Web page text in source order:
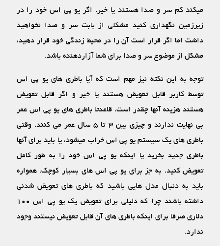
می‏کند کم سر و صدا هستند یا خیر. اگر یو پی اس خود را در
زیرزمین نگهداری کنید مشکلی از بابت سر و صدا نخواهید
داشت اما اگر قرار است آن را در محیط زندگی خود قرار دهید،
مشکل از موضوع سر و صدا برای شما آزاردهنده باشد.
توجه به این نکته نیز مهم است که آیا باطری‏ های یو پی اس
توسط کاربر قابل تعویض هستند یا خیر و اگر قابل تعویض
هستند هزینه آنها چقدر است. قاعدتا باطری ‏های یو پی اس عمر
بی نهایت ندارند و چیزی بین ۳ تا ۵ سال عمر می ‏کنند. وقتی
باطری ‏های یک سیستم یو پی اس خراب می‏شود، یا باید برای آنها
باطری جدید بخرید یا اینکه یو پی اس خود را به طور کامل
تعویض کنید. به جز برای یو پی اس‏ های بسیار کوچک، همواره
باید به دنبال مدل ‏هایی باشید که باطری ‏های تعویض ‏شدنی
داشته باشند چرا که دلیلی برای تعویض یک یو پی اس ۱۰۰
دلاری صرفا برای اینکه باطری ‏های آن قابل تعویض نیستند وجود
ندارد.